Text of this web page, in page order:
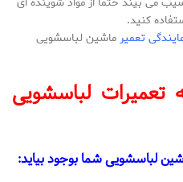
کنید.
تعمیرماشین لباسشویی
لباسشویی
لباسشویی شما بوجود بیاید: